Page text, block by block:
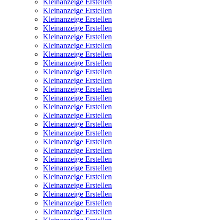
Kleinanzeige Erstellen
Kleinanzeige Erstellen
Kleinanzeige Erstellen
Kleinanzeige Erstellen
Kleinanzeige Erstellen
Kleinanzeige Erstellen
Kleinanzeige Erstellen
Kleinanzeige Erstellen
Kleinanzeige Erstellen
Kleinanzeige Erstellen
Kleinanzeige Erstellen
Kleinanzeige Erstellen
Kleinanzeige Erstellen
Kleinanzeige Erstellen
Kleinanzeige Erstellen
Kleinanzeige Erstellen
Kleinanzeige Erstellen
Kleinanzeige Erstellen
Kleinanzeige Erstellen
Kleinanzeige Erstellen
Kleinanzeige Erstellen
Kleinanzeige Erstellen
Kleinanzeige Erstellen
Kleinanzeige Erstellen